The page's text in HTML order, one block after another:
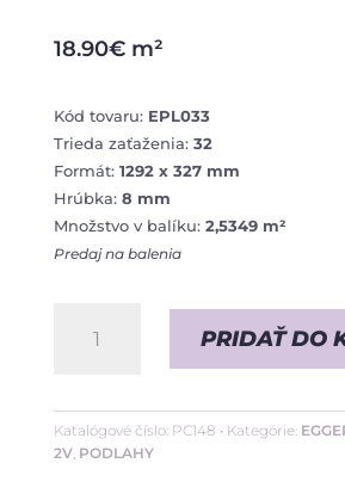
18.90€ m²
Kód tovaru: EPL033
Trieda zaťaženia:32
Formát:1292 x 327 mm
Hrúbka: 8 mm
Množstvo v balíku: 2,5349 m²
Predaj na balenia
Biely
•
PRIDAŤ DO
Katalógové číslo: PC148 Kategórie:
2V, PODLAHY